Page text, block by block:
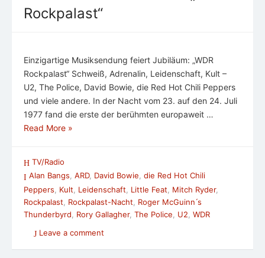
Rockpalast“
Einzigartige Musiksendung feiert Jubiläum: „WDR
Rockpalast“ Schweiß, Adrenalin, Leidenschaft, Kult –
U2, The Police, David Bowie, die Red Hot Chili Peppers
und viele andere. In der Nacht vom 23. auf den 24. Juli
1977 fand die erste der berühmten europaweit …
Read More »
TV/Radio
Alan Bangs, ARD, David Bowie, die Red Hot Chili
Peppers
Kult Leidenschaft Little Feat Mitch Ryder,
Rockpalast
Rockpalast-Nacht
Roger McGuinn ́s
Thunderbyrd
Rory Gallagher, The Police U2 WDR
Leave a comment